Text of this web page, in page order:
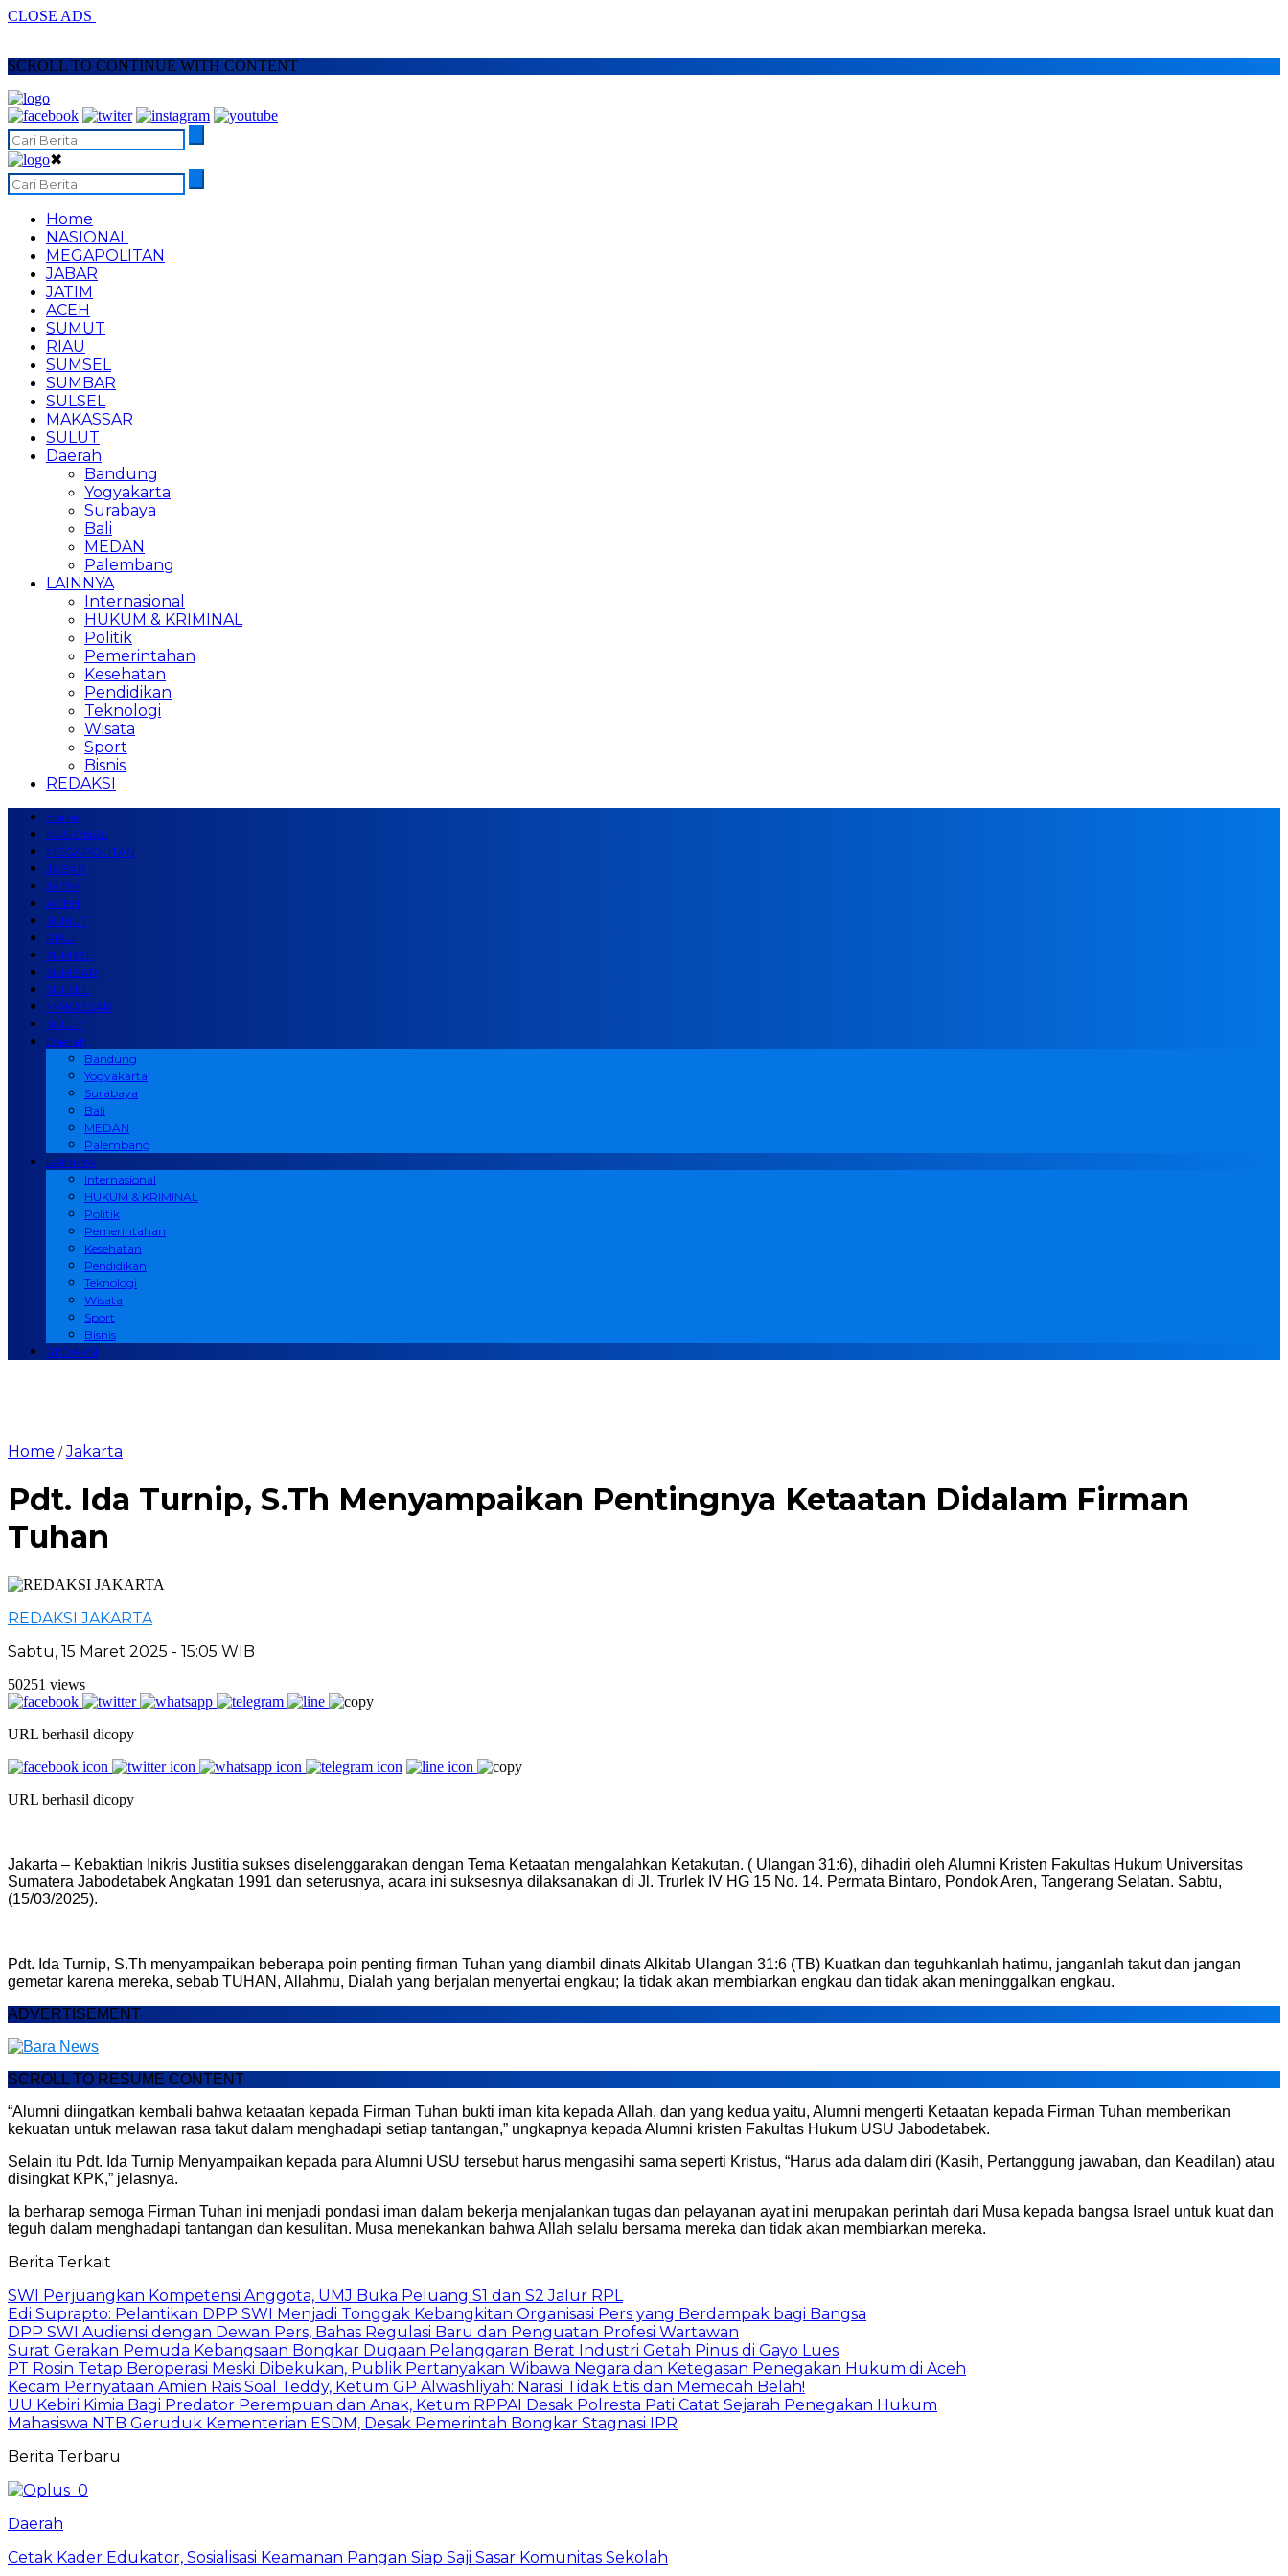
CLOSE ADS
SCROLL TO CONTINUE WITH CONTENT
✖
Home
NASIONAL
MEGAPOLITAN
JABAR
JATIM
ACEH
SUMUT
RIAU
SUMSEL
SUMBAR
SULSEL
MAKASSAR
SULUT
Daerah
Bandung
Yogyakarta
Surabaya
Bali
MEDAN
Palembang
LAINNYA
Internasional
HUKUM & KRIMINAL
Politik
Pemerintahan
Kesehatan
Pendidikan
Teknologi
Wisata
Sport
Bisnis
REDAKSI
Home
NASIONAL
MEGAPOLITAN
JABAR
JATIM
ACEH
SUMUT
RIAU
SUMSEL
SUMBAR
SULSEL
MAKASSAR
SULUT
Daerah
Bandung
Yogyakarta
Surabaya
Bali
MEDAN
Palembang
LAINNYA
Internasional
HUKUM & KRIMINAL
Politik
Pemerintahan
Kesehatan
Pendidikan
Teknologi
Wisata
Sport
Bisnis
REDAKSI
Home /Jakarta
Pdt. Ida Turnip, S.Th Menyampaikan Pentingnya Ketaatan Didalam Firman
Tuhan
REDAKSI JAKARTA
Sabtu, 15 Maret 2025 - 15:05 WIB
50251 views
URL berhasil dicopy
URL berhasil dicopy
Jakarta – Kebaktian Inikris Justitia sukses diselenggarakan dengan Tema Ketaatan mengalahkan Ketakutan. ( Ulangan 31:6), dihadiri oleh Alumni Kristen Fakultas Hukum Universitas
Sumatera Jabodetabek Angkatan 1991 dan seterusnya, acara ini suksesnya dilaksanakan di Jl. Trurlek IV HG 15 No. 14. Permata Bintaro, Pondok Aren, Tangerang Selatan. Sabtu,
(15/03/2025).
Pdt. Ida Turnip, S.Th menyampaikan beberapa poin penting firman Tuhan yang diambil dinats Alkitab Ulangan 31:6 (TB) Kuatkan dan teguhkanlah hatimu, janganlah takut dan jangan
gemetar karena mereka, sebab TUHAN, Allahmu, Dialah yang berjalan menyertai engkau; Ia tidak akan membiarkan engkau dan tidak akan meninggalkan engkau.
ADVERTISEMENT
SCROLL TO RESUME CONTENT
“Alumni diingatkan kembali bahwa ketaatan kepada Firman Tuhan bukti iman kita kepada Allah, dan yang kedua yaitu, Alumni mengerti Ketaatan kepada Firman Tuhan memberikan
kekuatan untuk melawan rasa takut dalam menghadapi setiap tantangan,” ungkapnya kepada Alumni kristen Fakultas Hukum USU Jabodetabek.
Selain itu Pdt. Ida Turnip Menyampaikan kepada para Alumni USU tersebut harus mengasihi sama seperti Kristus, “Harus ada dalam diri (Kasih, Pertanggung jawaban, dan Keadilan) atau
disingkat KPK,” jelasnya.
Ia berharap semoga Firman Tuhan ini menjadi pondasi iman dalam bekerja menjalankan tugas dan pelayanan ayat ini merupakan perintah dari Musa kepada bangsa Israel untuk kuat dan
teguh dalam menghadapi tantangan dan kesulitan. Musa menekankan bahwa Allah selalu bersama mereka dan tidak akan membiarkan mereka.
Berita Terkait
SWI Perjuangkan Kompetensi Anggota, UMJ Buka Peluang S1 dan S2 Jalur RPL
Edi Suprapto: Pelantikan DPP SWI Menjadi Tonggak Kebangkitan Organisasi Pers yang Berdampak bagi Bangsa
DPP SWI Audiensi dengan Dewan Pers, Bahas Regulasi Baru dan Penguatan Profesi Wartawan
Surat Gerakan Pemuda Kebangsaan Bongkar Dugaan Pelanggaran Berat Industri Getah Pinus di Gayo Lues
PT Rosin Tetap Beroperasi Meski Dibekukan, Publik Pertanyakan Wibawa Negara dan Ketegasan Penegakan Hukum di Aceh
Kecam Pernyataan Amien Rais Soal Teddy, Ketum GP Alwashliyah: Narasi Tidak Etis dan Memecah Belah!
UU Kebiri Kimia Bagi Predator Perempuan dan Anak, Ketum RPPAI Desak Polresta Pati Catat Sejarah Penegakan Hukum
Mahasiswa NTB Geruduk Kementerian ESDM, Desak Pemerintah Bongkar Stagnasi IPR
Berita Terbaru
Daerah
Cetak Kader Edukator, Sosialisasi Keamanan Pangan Siap Saji Sasar Komunitas Sekolah